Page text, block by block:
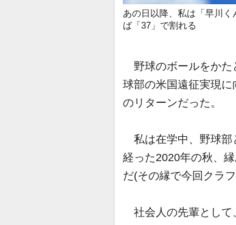
あの日以降、私は「早川く
ば「37」で割れる
野球のボールをかた
球部の米国遠征実現
のリターンだった。
私は在学中、野球部
経った2020年の秋、
だ(その縁で今回クラ
社会人の先輩として